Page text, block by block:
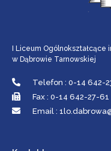
I Liceum
w Dąbrowie Tarnowskiej
Telefon : 0-14 642-
Fax : 0-14 642-27-61
Email :